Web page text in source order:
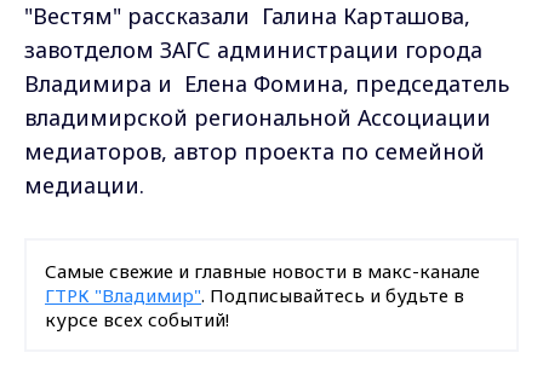
"Вестям" рассказали Галина Карташова,
завотделом ЗАГС администрации города
Владимира и Елена Фомина, председатель
владимирской региональной Ассоциации
медиаторов, автор проекта по семейной
медиации.
Самые свежие и главные новости в макс-канале
ГТРК "Владимир". Подписывайтесь и будьте в
курсе всех событий!